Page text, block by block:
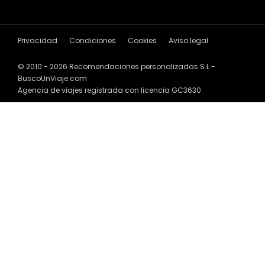
Privacidad Condiciones Cookies Aviso legal
© 2010 - 2026 Recomendaciones personalizadas S.L -
BuscoUnViaje.com
Agencia de viajes registrada con licencia GC3630